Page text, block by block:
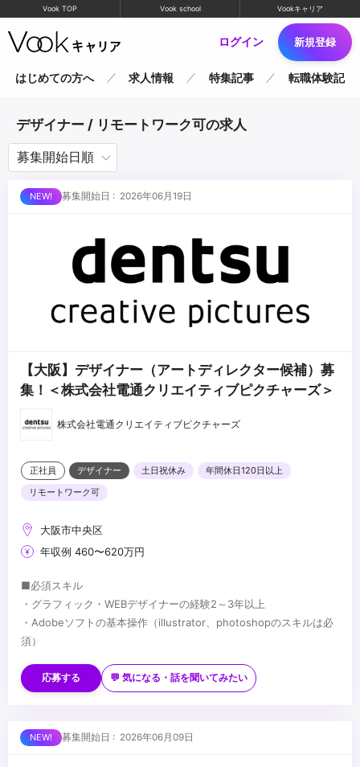
Vook TOP Vook school Vookキャリア
ログイン 新規登録
はじめての方へ 求人情報 特集記事 転職体験記
デザイナー / リモートワーク可の求人
募集開始日 : 2026年06月19日
【大阪】デザイナー（アートディレクター候補）募
集！＜株式会社電通クリエイティブピクチャーズ＞
株式会社電通クリエイティブピクチャーズ
正社員 デザイナー 土日祝休み
年間休日120日以上
リモートワーク可
大阪市中央区
年収例 460〜620万円
■必須スキル
・グラフィック・WEBデザイナーの経験2～3年以上
・Adobeソフトの基本操作（illustrator、photoshopのスキルは必
須）
・Microsoft Word／Excel／PowerPointの基本操作
・生成AIに関する広告制作の基礎知識があれば尚可
応募する 💬 気になる・話を聞いてみたい
募集開始日 : 2026年06月09日